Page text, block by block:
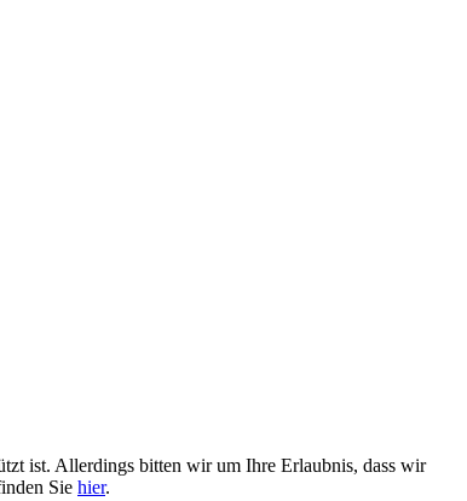
ist. Allerdings bitten wir um Ihre Erlaubnis, dass wir
Sie hier.